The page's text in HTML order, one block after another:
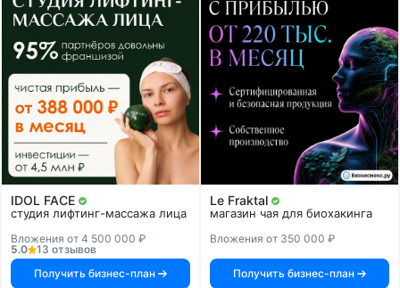
IDOL FACE
студия лифтинг-массажа лица
Вложения от 4 500 000 ₽
5.0
13 отзывов
Получить бизнес-план
Le Fraktal
магазин чая для биохакинга
Вложения от 350 000 ₽
Получить бизнес-план